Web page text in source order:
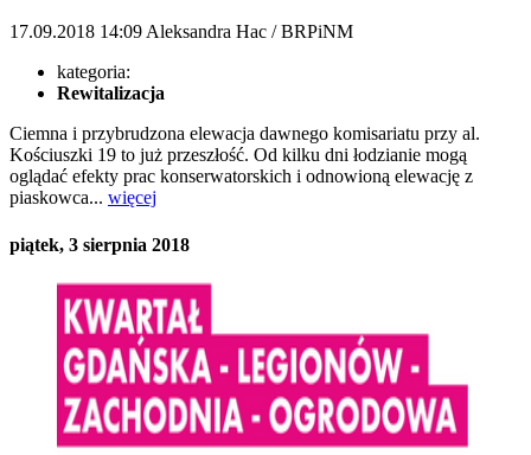
17.09.2018 14:09 Aleksandra Hac / BRPiNM
kategoria:
Rewitalizacja
Ciemna i przybrudzona elewacja dawnego komisariatu przy al.
Kościuszki 19 to już przeszłość. Od kilku dni łodzianie mogą
oglądać efekty prac konserwatorskich i odnowioną elewację z
piaskowca... więcej
piątek, 3 sierpnia 2018